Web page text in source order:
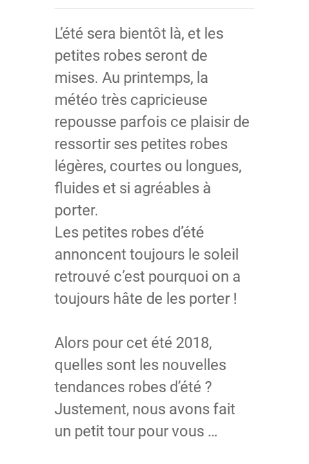
L’été sera bientôt là, et les
petites robes seront de
mises. Au printemps, la
météo très capricieuse
repousse parfois ce plaisir de
ressortir ses petites robes
légères, courtes ou longues,
fluides et si agréables à
porter.
Les petites robes d’été
annoncent toujours le soleil
retrouvé c’est pourquoi on a
toujours hâte de les porter !
Alors pour cet été 2018,
quelles sont les nouvelles
tendances robes d’été ?
Justement, nous avons fait
un petit tour pour vous …